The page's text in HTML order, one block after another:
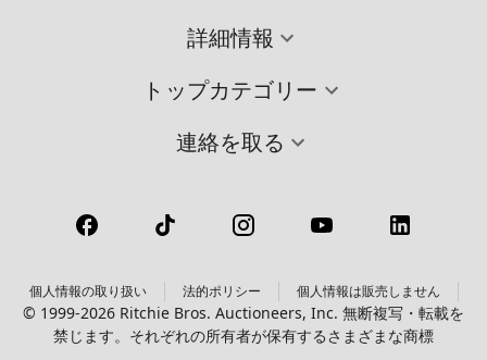
詳細情報
トップカテゴリー
連絡を取る
個人情報の取り扱い 法的ポリシー 個人情報は販売しません
© 1999-2026 Ritchie Bros. Auctioneers, Inc. 無断複写・転載を
禁じます。それぞれの所有者が保有するさまざまな商標